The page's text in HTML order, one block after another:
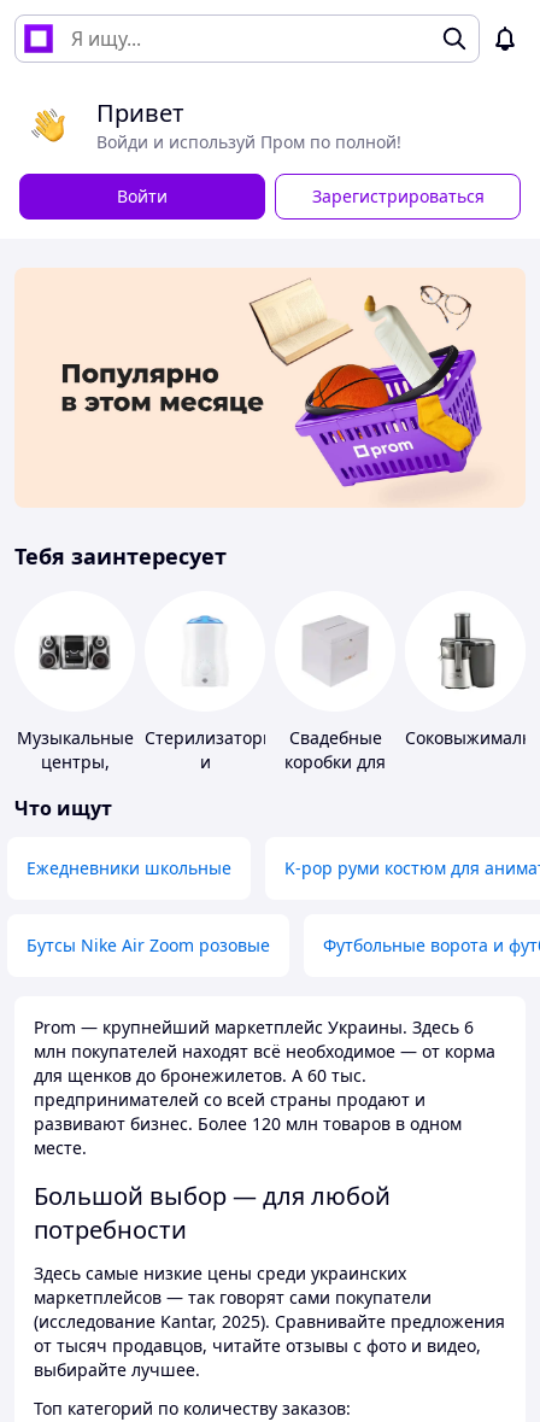
Привет
Войди и используй Пром по полной!
Войти Зарегистрироваться
Тебя заинтересует
Музыкальные
центры,
Стерилизаторы
и
Свадебные
коробки для
Соковыжималки
Что ищут
Ежедневники школьные K-pop руми костюм для
Бутсы Nike Air Zoom розовые Футбольные ворота и
Prom — крупнейший маркетплейс Украины. Здесь 6
млн покупателей находят всё необходимое — от корма
для щенков до бронежилетов. А 60 тыс.
предпринимателей со всей страны продают и
развивают бизнес. Более 120 млн товаров в одном
месте.
Большой выбор — для любой
потребности
Здесь самые низкие цены среди украинских
маркетплейсов — так говорят сами покупатели
(исследование Kantar, 2025). Сравнивайте предложения
от тысяч продавцов, читайте отзывы с фото и видео,
выбирайте лучшее.
Топ категорий по количеству заказов: